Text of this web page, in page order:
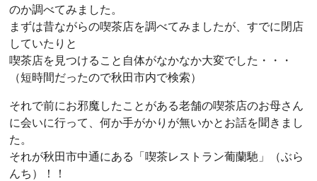
のか調べてみました。
まずは昔ながらの喫茶店を調べてみましたが、すでに閉店
していたりと
喫茶店を見つけること自体がなかなか大変でした・・・
（短時間だったので秋田市内で検索）
それで前にお邪魔したことがある老舗の喫茶店のお母さん
に会いに行って、何か手がかりが無いかとお話を聞きまし
た。
それが秋田市中通にある「喫茶レストラン葡蘭馳」（ぶら
んち）！！